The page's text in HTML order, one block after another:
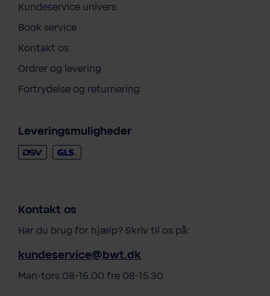
Kundeservice univers
Book service
Kontakt os
Ordrer og levering
Fortrydelse og returnering
Leveringsmuligheder
Kontakt os
Har du brug for hjælp? Skriv til os på:
kundeservice@bwt.dk
Man-tors 08-16.00 fre 08-15.30